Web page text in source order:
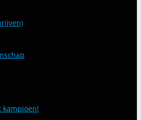
kampioen!